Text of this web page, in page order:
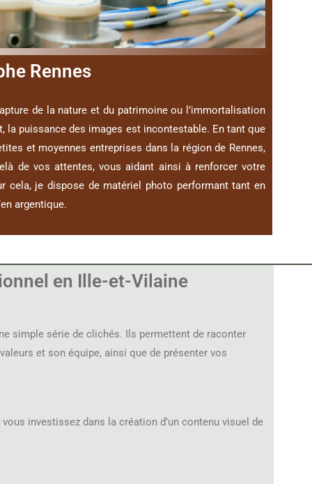
Rennes
de la nature et du patrimoine ou l’immortalisation
puissance des images est incontestable. En tant que
et moyennes entreprises dans la région de Rennes,
de vos attentes, vous aidant ainsi à renforcer votre
cela, je dispose de matériel photo performant tant en
argentique.
en Ille-et-Vilaine
simple série de clichés. Ils permettent de raconter
et son équipe, ainsi que de présenter vos
vous investissez dans la création d’un contenu visuel de